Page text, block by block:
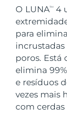
O LUNATM 4
para
poros.
elimina
e resíduos
vezes mais
com
Cosméticos
Comprar
Israel
Itália
Japão
Jersey